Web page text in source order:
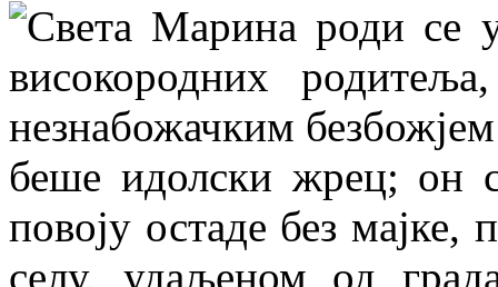
Света Марина роди се
високородних
незнабожачким
беше идолски жрец; он
повоју остаде без
селу, удаљеном од